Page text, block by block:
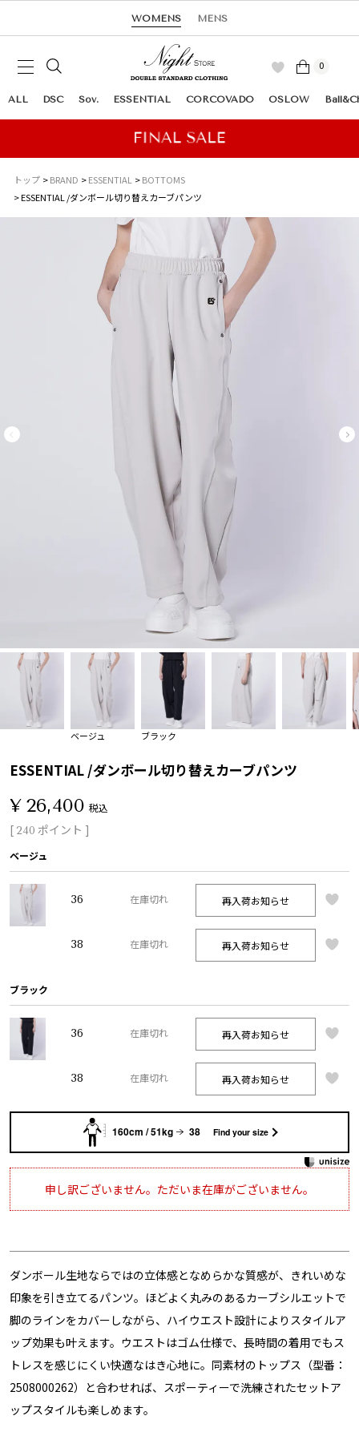
WOMENS MENS
0
ALL DSC Sov. ESSENTIAL CORCOVADO OSLOW
トップ BRAND ESSENTIAL
BOTTOMS
ESSENTIAL /ダンボール切り替えカーブパンツ
ベージュ ブラック
ESSENTIAL /ダンボール切り替えカーブパンツ
¥ 26,400 税込
[ 240 ポイント ]
ベージュ
36 在庫切れ 再入荷お知らせ
38 在庫切れ 再入荷お知らせ
ブラック
36 在庫切れ 再入荷お知らせ
38 在庫切れ 再入荷お知らせ
160cm / 51kg 38 Find your size
申し訳ございません。ただいま在庫がございません。
ダンボール生地ならではの立体感となめらかな質感が、きれいめな
印象を引き立てるパンツ。ほどよく丸みのあるカーブシルエットで
脚のラインをカバーしながら、ハイウエスト設計によりスタイルア
ップ効果も叶えます。ウエストはゴム仕様で、長時間の着用でもス
トレスを感じにくい快適なはき心地に。同素材のトップス（型番：
2508000262）と合わせれば、スポーティーで洗練されたセットア
ップスタイルも楽しめます。